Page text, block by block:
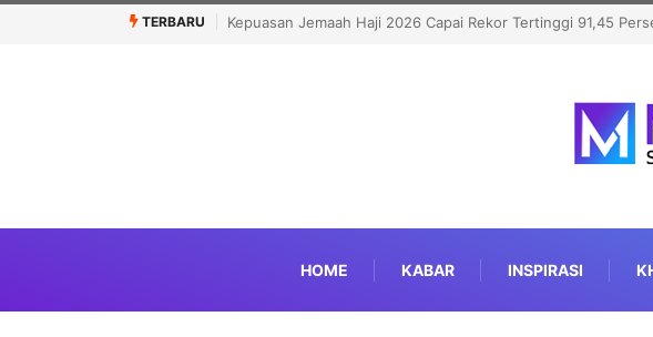
TERBARU
Capai Rekor Tertinggi 91,45 PersenPolitisi Muslim Berpeluang jadi Senat Michigan, Kalahkan
HOME KABAR INSPIRASI